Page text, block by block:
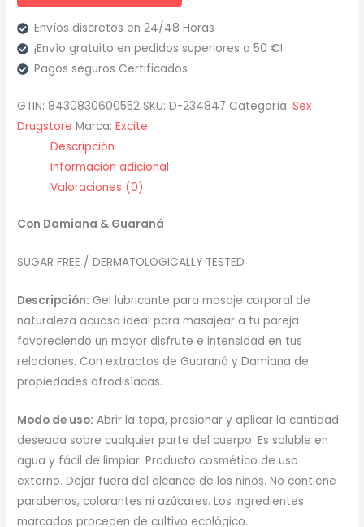
Gel
Estimulante
Guaran
Ml
cantidad
Envíos discretos en 24/48 Horas
¡Envío gratuito en pedidos superiores a 50 €!
Pagos seguros Certificados
GTIN: 8430830600552 SKU:D-234847 Categoría:Sex
Drugstore Marca:Excite
Descripción
Información adicional
Valoraciones (0)
Con Damiana & Guaraná
SUGAR FREE / DERMATOLOGICALLY TESTED
Descripción: Gel lubricante para masaje corporal de
naturaleza acuosa ideal para masajear a tu pareja
favoreciendo un mayor disfrute e intensidad en tus
relaciones. Con extractos de Guaraná y Damiana de
propiedades afrodisíacas.
Modo de uso: Abrir la tapa, presionar y aplicar la cantidad
deseada sobre cualquier parte del cuerpo. Es soluble en
agua y fácil de limpiar. Producto cosmético de uso
externo. Dejar fuera del alcance de los niños. No contiene
parabenos, colorantes ni azúcares. Los ingredientes
marcados proceden de cultivo ecológico.